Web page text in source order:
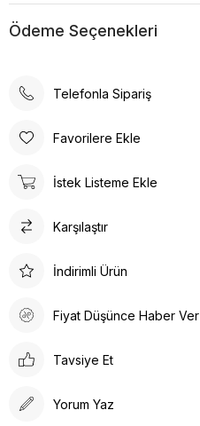
Ödeme Seçenekleri
Telefonla Sipariş
Favorilere Ekle
İstek Listeme Ekle
Karşılaştır
İndirimli Ürün
Fiyat Düşünce Haber Ver
Tavsiye Et
Yorum Yaz